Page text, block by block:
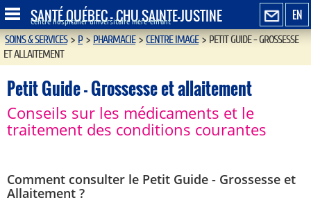
EN
SANTÉ QUÉBEC - CHU SAINTE-JUSTINE
Centre hospitalier universitaire mère-enfant
SOINS & SERVICES>P>PHARMACIE>CENTRE IMAGE>PETIT GUIDE - GROSSESSE
ET ALLAITEMENT
Petit Guide - Grossesse et allaitement
Conseils sur les médicaments et le
traitement des conditions courantes
Comment consulter le Petit Guide - Grossesse et
Allaitement ?